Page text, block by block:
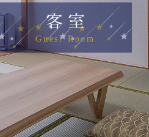
客室
Guest Room